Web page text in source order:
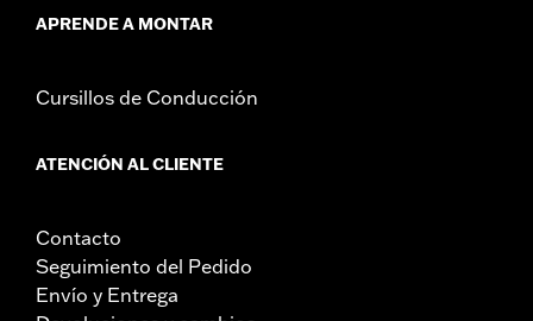
APRENDE A MONTAR
Cursillos de Conducción
ATENCIÓN AL CLIENTE
Contacto
Seguimiento del Pedido
Envío y Entrega